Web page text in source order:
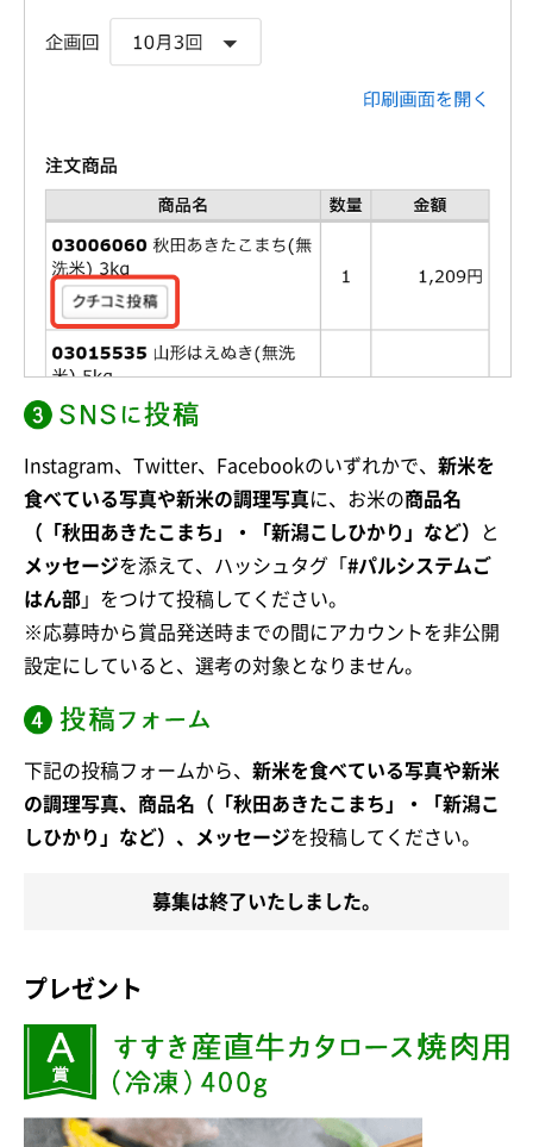
Instagram、Twitter、Facebookのいずれかで、 新米を
食べている写真や新米の調理写真に、お米の商品名
（「秋田あきたこまち」・「新潟こしひかり」など）
と
メッセージを添えて、ハッシュタグ「 #パルシステムご
はん部 」をつけて投稿してください。
※応募時から賞品発送時までの間にアカウントを非公開
設定にしていると、選考の対象となりません。
下記の投稿フォームから、 新米を食べている写真や新米
の調理写真、商品名（「秋田あきたこまち」・「新潟こ
しひかり」など）、メッセージを投稿してください。
募集は終了いたしました。
プレゼント